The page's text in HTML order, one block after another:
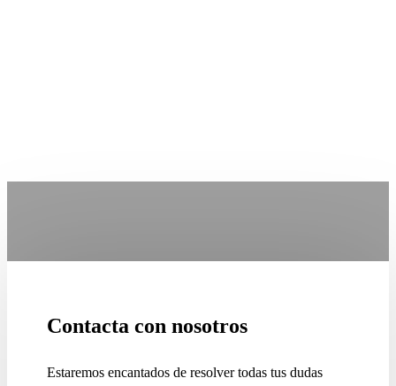
Contacta con nosotros
Estaremos encantados de resolver todas tus dudas